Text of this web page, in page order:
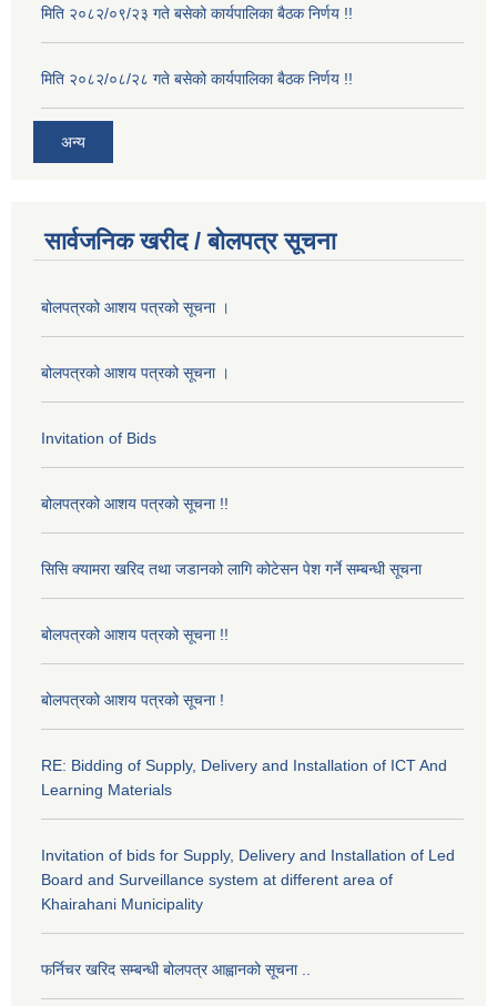
मिति २०८२/०९/२३ गते बसेको कार्यपालिका बैठक निर्णय !!
मिति २०८२/०८/२८ गते बसेको कार्यपालिका बैठक निर्णय !!
अन्य
सार्वजनिक खरीद / बोलपत्र सूचना
बोलपत्रको आशय पत्रको सूचना ।
बोलपत्रको आशय पत्रको सूचना ।
Invitation of Bids
बोलपत्रको आशय पत्रको सूचना !!
सिसि क्यामरा खरिद तथा जडानको लागि कोटेसन पेश गर्ने सम्बन्धी सूचना
बोलपत्रको आशय पत्रको सूचना !!
बोलपत्रको आशय पत्रको सूचना !
RE: Bidding of Supply, Delivery and Installation of ICT And
Learning Materials
Invitation of bids for Supply, Delivery and Installation of Led
Board and Surveillance system at different area of
Khairahani Municipality
फर्निचर खरिद सम्बन्धी बोलपत्र आह्वानको सूचना ..